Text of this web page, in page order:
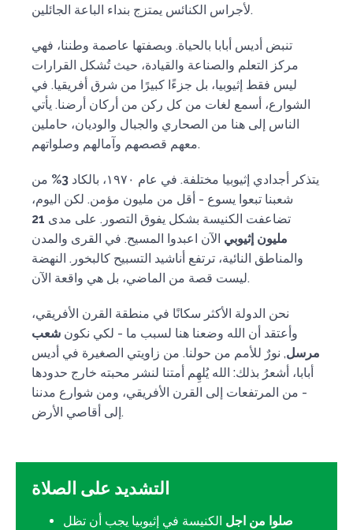
لأجراس الكنائس يمتزج بنداء الباعة الجائلين.
تنبض أديس أبابا بالحياة. وبصفتها عاصمة وطننا، فهي
مركز التعلم والصناعة والقيادة، حيث تُشكل القرارات
ليس فقط إثيوبيا، بل جزءًا كبيرًا من شرق أفريقيا. في
الشوارع، أسمع لغات من كل ركن من أركان أرضنا. يأتي
الناس إلى هنا من الصحاري والجبال والوديان، حاملين
معهم قصصهم وآمالهم وصلواتهم.
يتذكر أجدادي إثيوبيا مختلفة. في عام ١٩٧٠، بالكاد 3%
من
شعبنا تبعوا يسوع - أقل من مليون مؤمن. لكن اليوم،
تضاعفت الكنيسة بشكل يفوق التصور. على مدى 21
مليون إثيوبي الآن اعبدوا المسيح. في القرى والمدن
والمناطق النائية، ترتفع أناشيد التسبيح كالبخور. النهضة
ليست قصة من الماضي، بل هي واقعة الآن.
نحن الدولة الأكثر سكانًا في منطقة القرن الأفريقي،
وأعتقد أن الله وضعنا هنا لسبب ما - لكي نكون شعب
مرسل, نورٌ للأمم من حولنا. من زاويتي الصغيرة في أديس
أبابا، أشعرُ بذلك: الله يُلهِم أمتنا لنشر محبته خارج حدودها
- من المرتفعات إلى القرن الأفريقي، ومن شوارع مدننا
إلى أقاصي الأرض.
التشديد على الصلاة
صلوا من اجل الكنيسة في إثيوبيا يجب أن تظل